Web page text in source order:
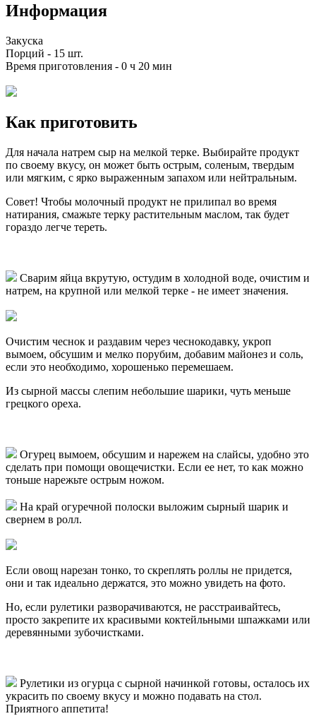
Информация
Закуска
Порций - 15 шт.
Время приготовления - 0 ч 20 мин
Как приготовить
Для начала натрем сыр на мелкой терке. Выбирайте продукт
по своему вкусу, он может быть острым, соленым, твердым
или мягким, с ярко выраженным запахом или нейтральным.
Совет! Чтобы молочный продукт не прилипал во время
натирания, смажьте терку растительным маслом, так будет
гораздо легче тереть.
Сварим яйца вкрутую, остудим в холодной воде, очистим и
натрем, на крупной или мелкой терке - не имеет значения.
Очистим чеснок и раздавим через чеснокодавку, укроп
вымоем, обсушим и мелко порубим, добавим майонез и соль,
если это необходимо, хорошенько перемешаем.
Из сырной массы слепим небольшие шарики, чуть меньше
грецкого ореха.
Огурец вымоем, обсушим и нарежем на слайсы, удобно это
сделать при помощи овощечистки. Если ее нет, то как можно
тоньше нарежьте острым ножом.
На край огуречной полоски выложим сырный шарик и
свернем в ролл.
Если овощ нарезан тонко, то скреплять роллы не придется,
они и так идеально держатся, это можно увидеть на фото.
Но, если рулетики разворачиваются, не расстраивайтесь,
просто закрепите их красивыми коктейльными шпажками или
деревянными зубочистками.
Рулетики из огурца с сырной начинкой готовы, осталось их
украсить по своему вкусу и можно подавать на стол.
Приятного аппетита!